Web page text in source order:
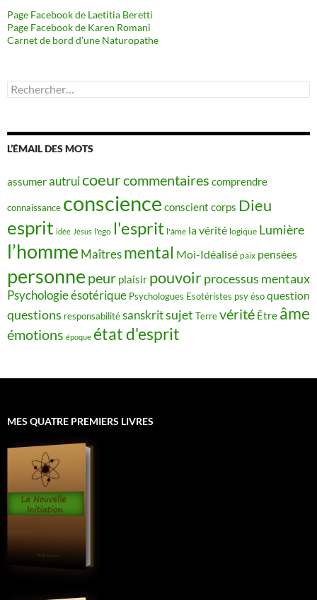
Page Facebook de Laetitia Beretti
Page Facebook de Karen Romani
Carnet de bord d’une Naturopathe
Rechercher :
L’ÉMAIL DES MOTS
assumerautruicoeurcommentaires comprendre
connaissance conscience conscient corps Dieu
esprit idée Jésus l'ego l'esprit l'âme la vérité logique Lumière
l’homme Maîtres mental Moi-Idéalisé paix pensées
personne peur plaisir pouvoirprocessus mentaux
Psychologie ésotérique Psychologues Esotéristes psy ésoquestion
questions responsabilitésanskritsujet Terrevérité Être âme
émotions époque état d'esprit
MES QUATRE PREMIERS LIVRES